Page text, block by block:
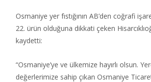
Osmaniye yer fıstığının AB’den coğrafi
22. ürün olduğuna dikkati çeken
kaydetti:
“Osmaniye’ye ve ülkemize hayırlı olsun.
değerlerimize sahip çıkan Osmaniye